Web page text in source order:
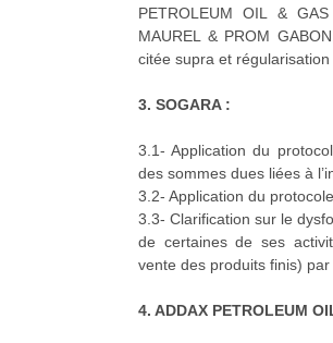
PETROLEUM OIL &
MAUREL & PROM
citée supra et
3. SOGARA :
3.1- Application du
des sommes dues liées à
3.2- Application du
3.3- Clarification sur le
de certaines de ses
vente des produits finis)
4. ADDAX PETROLEUM